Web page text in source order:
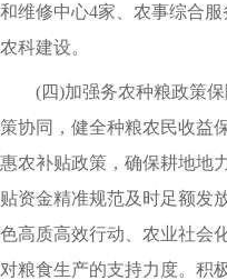
和维修中心4家、农事综合
农科建设。
(四)加强务农种粮政策
策协同，健全种粮农民收益
惠农补贴政策，确保耕地地
贴资金精准规范及时足额发
色高质高效行动、农业社会
对粮食生产的支持力度。积